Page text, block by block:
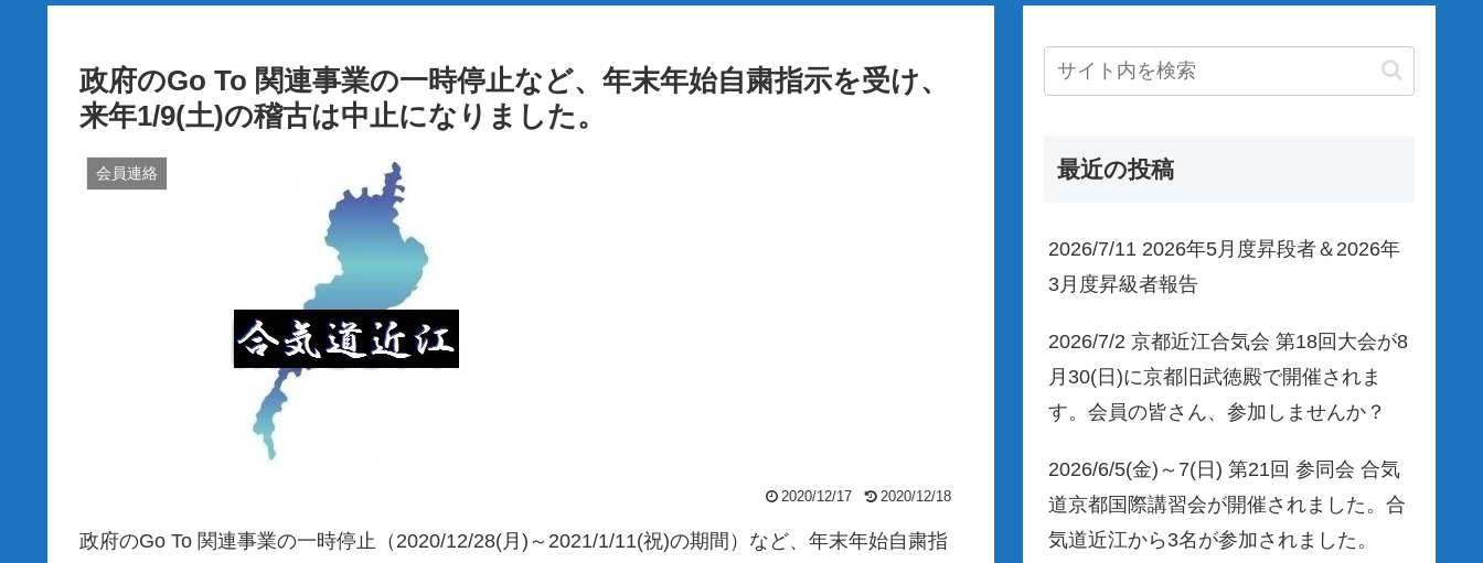
政府のGo To 関連事業の一時停止など、年末年始自粛指示を受け、
来年1/9(土)の稽古は中止になりました。
会員連絡
2020/12/17 2020/12/18
政府のGo To 関連事業の一時停止（2020/12/28(月)～2021/1/11(祝)の期間）など、年末年始自粛指
最近の投稿
2026/7/11 2026年5月度昇段者＆2026年
3月度昇級者報告
2026/7/2 京都近江合気会 第18回大会が8
月30(日)に京都旧武徳殿で開催されま
す。会員の皆さん、参加しませんか？
2026/6/5(金)～7(日) 第21回 参同会 合気
道京都国際講習会が開催されました。合
気道近江から3名が参加されました。